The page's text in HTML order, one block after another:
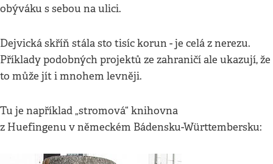
obýváku s sebou na ulici.
Dejvická skříň stála sto tisíc korun - je celá z nerezu.
Příklady podobných projektů ze zahraničí ale ukazují, že
to může jít i mnohem levněji.
Tu je například „stromová“ knihovna
z Huefingenu v německém Bádensku-Württembersku: